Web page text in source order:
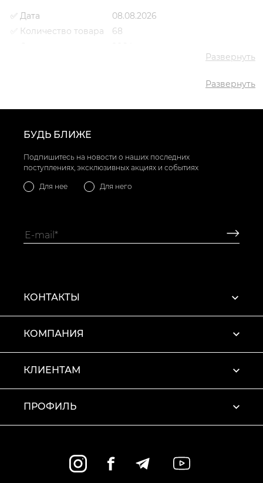
✅ Дата
08.08.2026
✅ Количество товара
68
✅ Самый популярный
Мокасины VS000093288 Белый
Развернуть
Развернуть
БУДЬ БЛИЖЕ
Подпишитесь на новости о наших последних
поступлениях, эксклюзивных акциях и событиях
Для нее Для него
КОНТАКТЫ
КОМПАНИЯ
КЛИЕНТАМ
ПРОФИЛЬ